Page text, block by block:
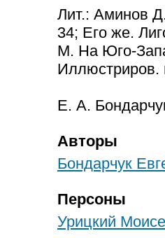
Лит.: Аминов
34; Его же.
М. На Юго-
Иллюстриров.
Е. А.
Авторы
Бондарчук
Персоны
Урицкий